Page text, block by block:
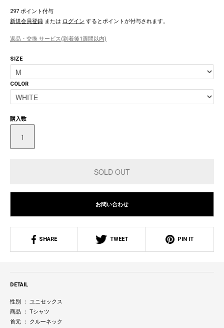
297 ポイント付与
新規会員登録 または ログイン するとポイントが付与されます。
返品・交換 サービス(到着後1週間以内)
SIZE
COLOR
購入数
お問い合わせ
SHARE TWEET PIN IT
DETAIL
性別 ： ユニセックス
商品 ： Tシャツ
首元 ： クルーネック